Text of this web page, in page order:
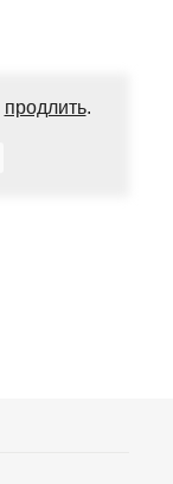
продлить.